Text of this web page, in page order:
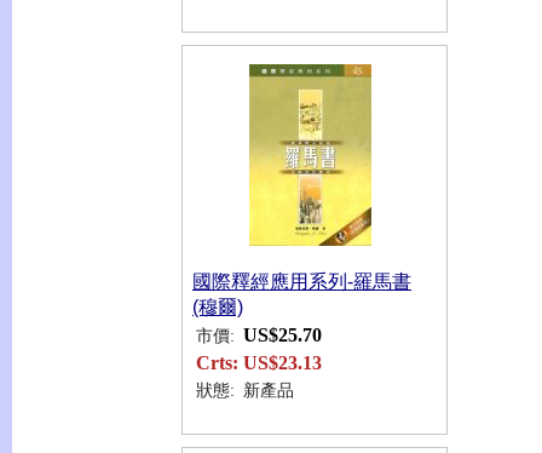
國際釋經應用系列-羅馬書
(穆爾)
市價: US$25.70
Crts: US$23.13
狀態: 新產品